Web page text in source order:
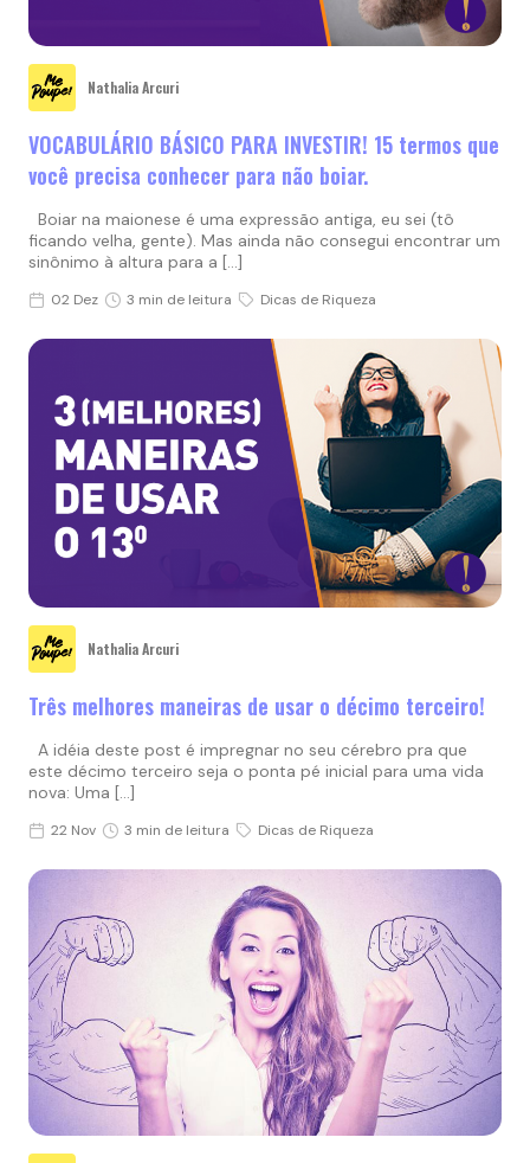
Nathalia Arcuri
VOCABULÁRIO BÁSICO PARA INVESTIR! 15 termos que
você precisa conhecer para não boiar.
Boiar na maionese é uma expressão antiga, eu sei (tô
ficando velha, gente). Mas ainda não consegui encontrar um
sinônimo à altura para a […]
02 Dez 3 min de leitura Dicas de Riqueza
Nathalia Arcuri
Três melhores maneiras de usar o décimo terceiro!
A idéia deste post é impregnar no seu cérebro pra que
este décimo terceiro seja o ponta pé inicial para uma vida
nova: Uma […]
22 Nov 3 min de leitura Dicas de Riqueza